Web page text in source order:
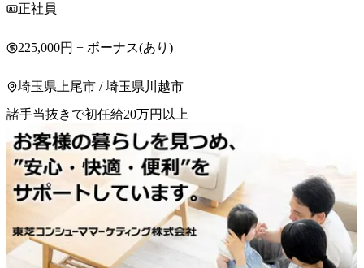
正社員
225,000円 + ボーナス(あり)
埼玉県上尾市 / 埼玉県川越市
諸手当抜きで初任給20万円以上